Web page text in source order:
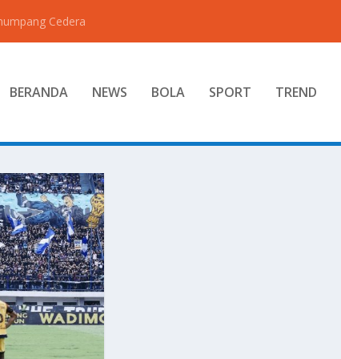
Cedera
BERANDA NEWS BOLA SPORT TREND